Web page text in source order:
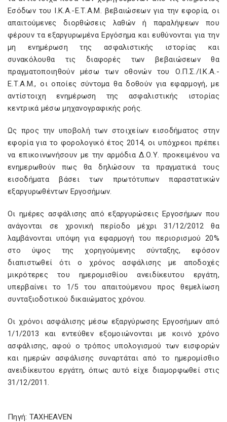
Εσόδων του Ι.Κ.Α.-Ε.Τ.Α.Μ. βεβαιώσεων για την εφορία, οι
απαιτούμενες διορθώσεις λαθών ή παραλήψεων που
φέρουν τα εξαργυρωμένα Εργόσημα και ευθύνονται για την
μη ενημέρωση της ασφαλιστικής ιστορίας και
συνακόλουθα τις διαφορές των βεβαιώσεων θα
πραγματοποιηθούν μέσω των οθονών του Ο.Π.Σ./Ι.Κ.Α.-
Ε.Τ.Α.Μ., οι οποίες σύντομα θα δοθούν για εφαρμογή, με
αντίστοιχη ενημέρωση της ασφαλιστικής ιστορίας
κεντρικά μέσω μηχανογραφικής ροής.
Ως προς την υποβολή των στοιχείων εισοδήματος στην
εφορία για το φορολογικό έτος 2014, οι υπόχρεοι πρέπει
να επικοινωνήσουν με την αρμόδια Δ.Ο.Υ. προκειμένου να
ενημερωθούν πως θα δηλώσουν τα πραγματικά τους
εισοδήματα βάσει των πρωτότυπων παραστατικών
εξαργυρωθέντων Εργοσήμων.
Οι ημέρες ασφάλισης από εξαργυρώσεις Εργοσήμων που
ανάγονται σε χρονική περίοδο μέχρι 31/12/2012 θα
λαμβάνονται υπόψη για εφαρμογή του περιορισμού 20%
στο ύψος της χορηγούμενης σύνταξης, εφόσον
διαπιστωθεί ότι ο χρόνος ασφάλισης με αποδοχές
μικρότερες του ημερομισθίου ανειδίκευτου εργάτη,
υπερβαίνει το 1/5 του απαιτούμενου προς θεμελίωση
συνταξιοδοτικού δικαιώματος χρόνου.
Οι χρόνοι ασφάλισης μέσω εξαργύρωσης Εργοσήμων από
1/1/2013 και εντεύθεν εξομοιώνονται με κοινό χρόνο
ασφάλισης, αφού ο τρόπος υπολογισμού των εισφορών
και ημερών ασφάλισης συναρτάται από το ημερομίσθιο
ανειδίκευτου εργάτη, όπως αυτό είχε διαμορφωθεί στις
31/12/2011.
Πηγή: TAXHEAVEN